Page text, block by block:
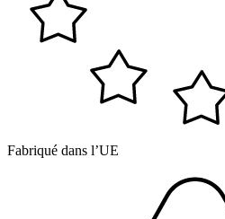
Fabriqué dans l’UE